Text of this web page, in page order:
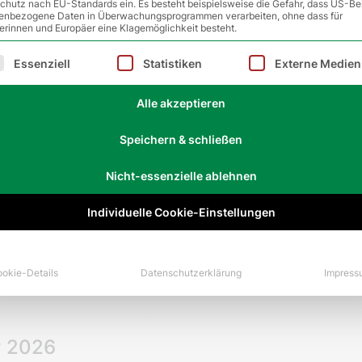
2026
Krystian
Season
Krystian
Season
2026
nach EU-Standards ein. Es besteht beispielsweise die Gefahr, dass US-
Daten in Überwachungsprogrammen verarbeiten, ohne dass für
und Europäer eine Klagemöglichkeit besteht.
eine Liste der Service-Gruppen, für die eine
Essenziell Statistiken Externe Medien
Alle akzeptieren
Speichern & schließen
Nicht-essenzielle ablehnen
Individuelle Cookie-Einstellungen
Details Datenschutzerklärung